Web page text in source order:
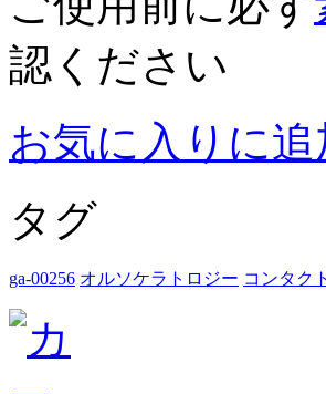
認ください
お気に入りに追
タグ
ga-00256 オルソケラトロジー コンタク